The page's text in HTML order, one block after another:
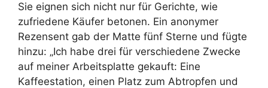
Sie eignen sich nicht nur für Gerichte, wie
zufriedene Käufer betonen. Ein anonymer
Rezensent gab der Matte fünf Sterne und fügte
hinzu: „Ich habe drei für verschiedene Zwecke
auf meiner Arbeitsplatte gekauft: Eine
Kaffeestation, einen Platz zum Abtropfen und